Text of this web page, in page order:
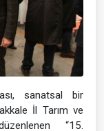
sanatsal bir
İl Tarım ve
“15.